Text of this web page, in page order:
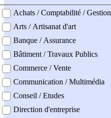
professionel
Achats / Comptabilité / Gestion
Arts / Artisanat d'art
Banque / Assurance
Bâtiment / Travaux Publics
Commerce / Vente
Communication / Multimédia
Conseil / Etudes
Direction d'entreprise